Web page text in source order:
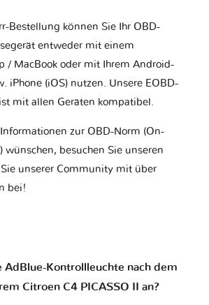
Bestellung können Sie Ihr OBD-
entweder mit einem
/ MacBook oder mit Ihrem Android-
iPhone (iOS) nutzen. Unsere EOBD-
mit allen Geräten kompatibel.
zur OBD-Norm (On-
wünschen, besuchen Sie unseren
unserer Community mit über
bei!
Kontrollleuchte nach dem
Citroen C4 PICASSO II an?